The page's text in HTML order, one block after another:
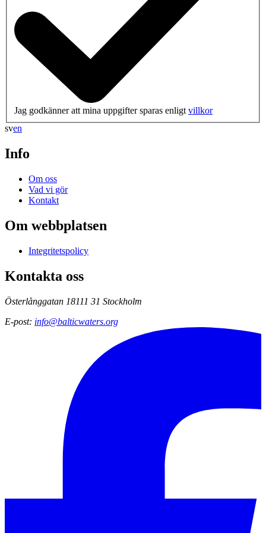
Jag godkänner att mina uppgifter sparas enligtvillkor
sven
Info
Om oss
Vad vi gör
Kontakt
Om webbplatsen
Integritetspolicy
Kontakta oss
Österlånggatan 18111 31 Stockholm
E-post: info@balticwaters.org